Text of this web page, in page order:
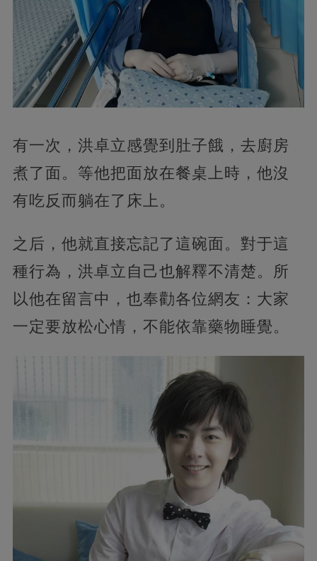
有一次，洪卓立感覺到肚子餓，去廚房
煮了面。等他把面放在餐桌上時，他沒
有吃反而躺在了床上。
之后，他就直接忘記了這碗面。對于這
種行為，洪卓立自己也解釋不清楚。所
以他在留言中，也奉勸各位網友：大家
一定要放松心情，不能依靠藥物睡覺。